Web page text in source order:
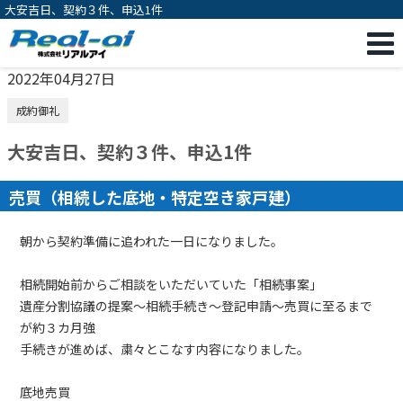
大安吉日、契約３件、申込1件
2022年04月27日
成約御礼
大安吉日、契約３件、申込1件
売買（相続した底地・特定空き家戸建）
朝から契約準備に追われた一日になりました。
相続開始前からご相談をいただいていた「相続事案」
遺産分割協議の提案～相続手続き～登記申請～売買に至るまで
が約３カ月強
手続きが進めば、粛々とこなす内容になりました。
底地売買